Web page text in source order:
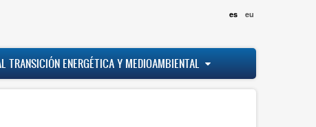
es eu
TRANSICIÓN ENERGÉTICA Y MEDIOAMBIENTAL